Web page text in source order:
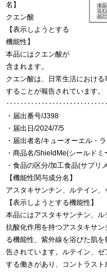
名】
クエン酸
【表示しようとする
機能性】
本品にはクエン酸が
含まれます。
クエン酸は、日常生活におけ
することが報告されています。
・届出番号/J398
・届出日/2024/7/5
・届出者名/キューオーエル・
・商品名/ShieldMe(シールドミ
・食品の区分/加工食品(サプリ
【機能性関与成分名】
アスタキサンチン、ルテイン、
【表示しようとする機能性】
本品にはアスタキサンチン、ル
抗酸化作用を持つアスタキサ
る機能性、紫外線を浴びた肌
告されています。ルテイン、
する働きがあり、コントラス